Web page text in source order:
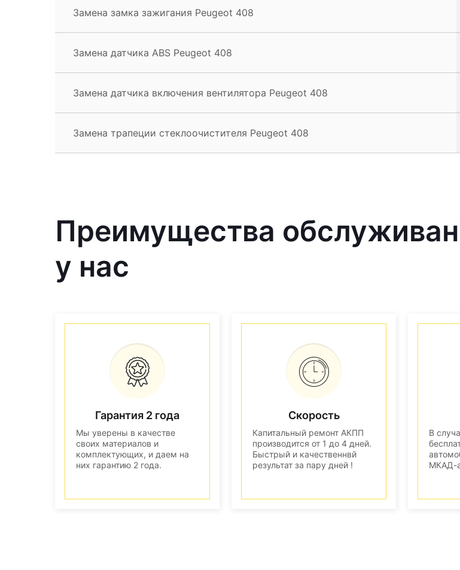
Замена замка зажигания Peugeot 408
Замена датчика ABS Peugeot 408
Замена датчика включения вентилятора Peugeot 408
Замена трапеции стеклоочистителя Peugeot 408
Преимущества
у нас
Гарантия 2 года
Мы уверены в качестве
своих материалов и
комплектующих, и даем на
них гарантию 2 года.
Скорость
Капитальный ремонт АКПП
производится от 1 до 4 дней.
Быстрый и качественнвй
результат за пару дней !
В
МКАД-